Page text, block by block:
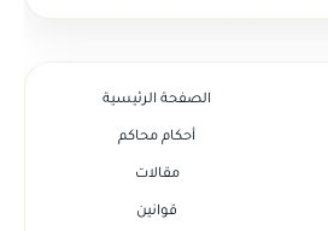
الصفحة الرئيسية
أحكام محاكم
مقالات
قوانين